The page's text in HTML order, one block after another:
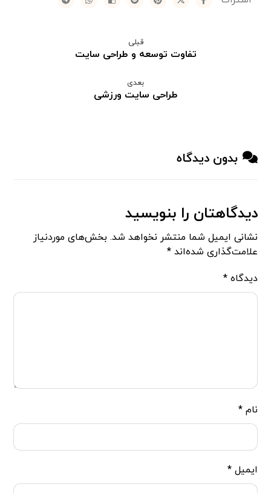
قبلی
تفاوت توسعه و طراحی سایت
بعدی
طراحی سایت ورزشی
بدون دیدگاه
دیدگاهتان را بنویسید
نشانی ایمیل شما منتشر نخواهد شد. بخش‌های موردنیاز
علامت‌گذاری شده‌اند*
دیدگاه*
نام*
ایمیل*